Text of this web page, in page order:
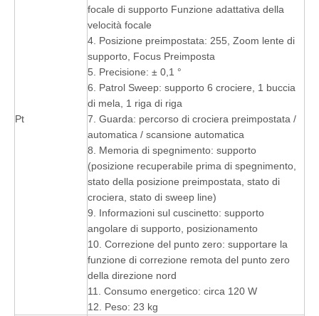
Pt
focale di supporto Funzione adattativa della
velocità focale
4. Posizione preimpostata: 255, Zoom lente di
supporto, Focus Preimposta
5. Precisione: ± 0,1 °
6. Patrol Sweep: supporto 6 crociere, 1 buccia
di mela, 1 riga di riga
7. Guarda: percorso di crociera preimpostata /
automatica / scansione automatica
8. Memoria di spegnimento: supporto
(posizione recuperabile prima di spegnimento,
stato della posizione preimpostata, stato di
crociera, stato di sweep line)
9. Informazioni sul cuscinetto: supporto
angolare di supporto, posizionamento
10. Correzione del punto zero: supportare la
funzione di correzione remota del punto zero
della direzione nord
11. Consumo energetico: circa 120 W
12. Peso: 23 kg